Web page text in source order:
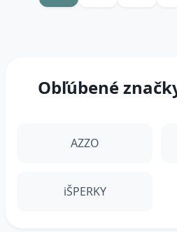
Obľúbené
AZZO
iŠPERKY